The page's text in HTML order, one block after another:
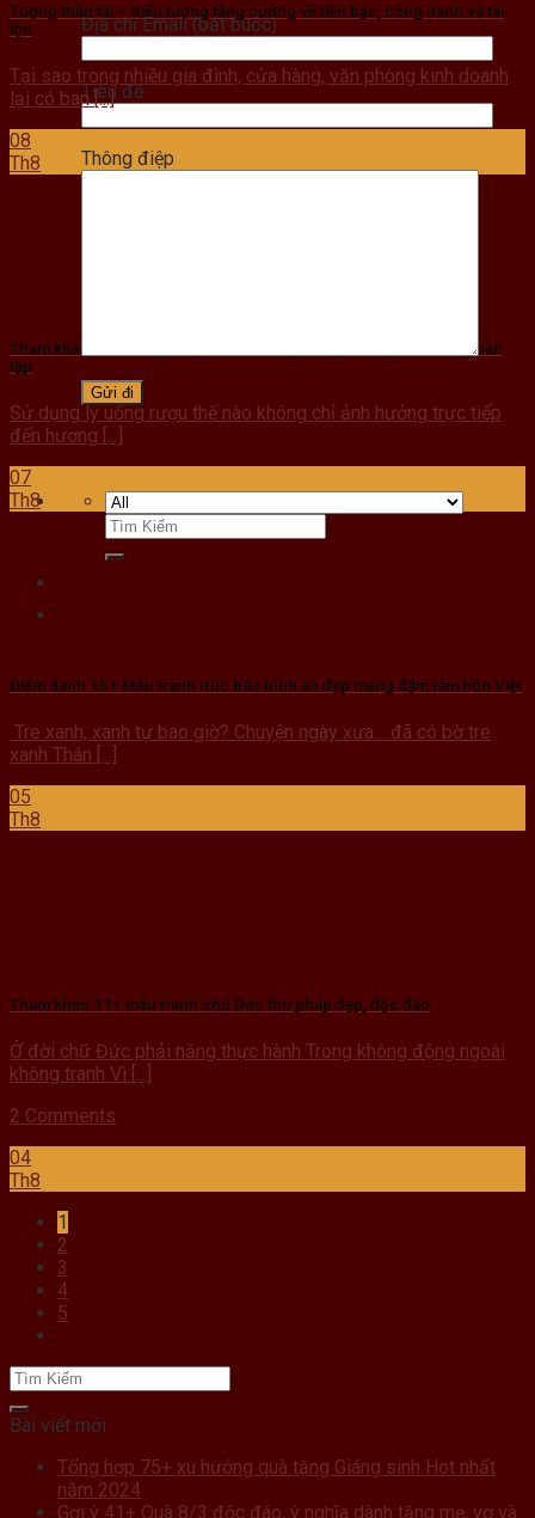
Địa chỉ Email (bắt buộc)
Tiêu đề:
Thông điệp
Tượng thần tài – biểu tượng tăng cường về tiền bạc, công danh và tài
lộc
Tại sao trong nhiều gia đình, cửa hàng, văn phòng kinh doanh
lại có ban [...]
08
Th8
Tham khảo 29+ bộ ly uống rượu cao cấp, sang trọng, cẩm nang toàn
tập
Sử dụng ly uống rượu thế nào không chỉ ảnh hưởng trực tiếp
đến hương [...]
07
Th8
Điểm danh 15+ Mẫu tranh trúc báo bình an đẹp mang đậm tâm hồn Việt
Tre xanh, xanh tự bao giờ? Chuyện ngày xưa… đã có bờ tre
xanh Thân [...]
05
Th8
Tham khảo 11+ mẫu tranh chữ Đức thư pháp đẹp, độc đáo
Ở đời chữ Đức phải năng thực hành Trong không động ngoài
không tranh Vì [...]
2 Comments
04
Th8
1
2
3
4
5
Bài viết mới
Tổng hợp 75+ xu hướng quà tặng Giáng sinh Hot nhất
năm 2024
Gợi ý 41+ Quà 8/3 độc đáo, ý nghĩa dành tặng mẹ, vợ và